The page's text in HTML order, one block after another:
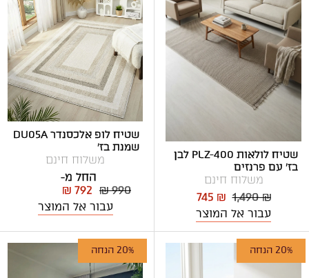
שטיח לולאות PLZ-400 לבן
בז' עם פרנזים
משלוח חינם
1,490 ₪
745 ₪
עבור אל המוצר
שטיח לופ אלכסנדר DU05A
שמנת בז'
משלוח חינם
החל מ-
₪ 990
₪ 792
עבור אל המוצר
20% הנחה 20% הנחה